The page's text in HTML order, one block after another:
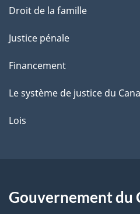
Droit de la famille
Justice pénale
Financement
Le système de justice du
Lois
Gouvernement du